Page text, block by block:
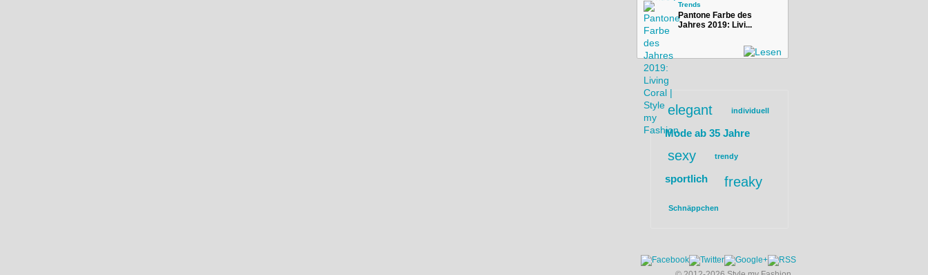
Trends
Pantone Farbe des
Jahres 2019: Livi...
elegant individuell
Mode ab 35 Jahre
sexy trendy
sportlich freaky
Schnäppchen